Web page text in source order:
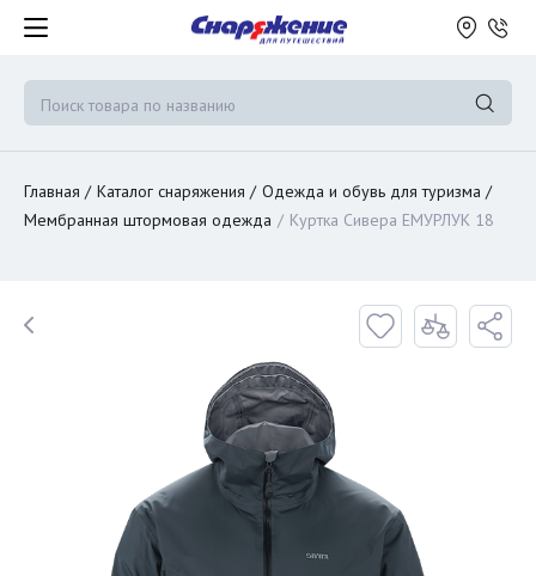
Главная Каталог снаряжения
Одежда и обувь для туризма
Мембранная штормовая одежда
Куртка Сивера ЕМУРЛУК 18